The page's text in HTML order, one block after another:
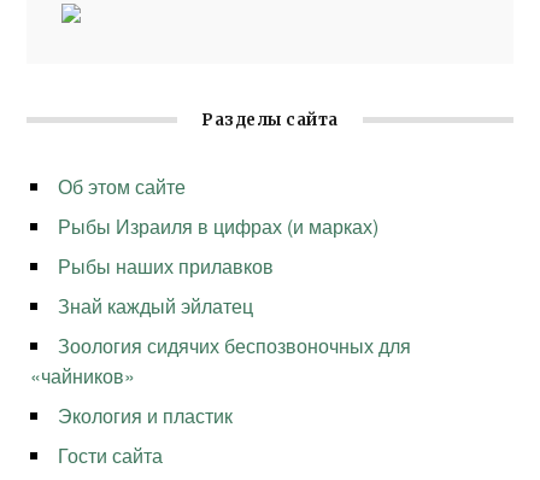
Разделы сайта
Об этом сайте
Рыбы Израиля в цифрах (и марках)
Рыбы наших прилавков
Знай каждый эйлатец
Зоология сидячих беспозвоночных для
«чайников»
Экология и пластик
Гости сайта